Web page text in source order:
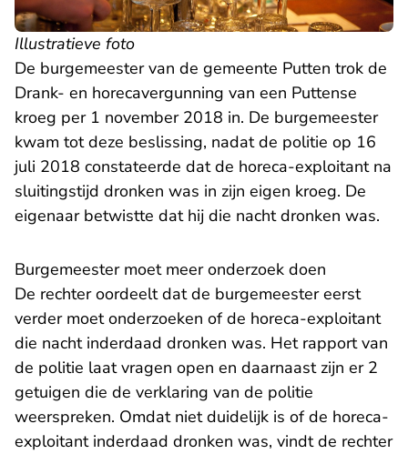
Illustratieve foto
De burgemeester van de gemeente Putten trok de
Drank- en horecavergunning van een Puttense
kroeg per 1 november 2018 in. De burgemeester
kwam tot deze beslissing, nadat de politie op 16
juli 2018 constateerde dat de horeca-exploitant na
sluitingstijd dronken was in zijn eigen kroeg. De
eigenaar betwistte dat hij die nacht dronken was.
Burgemeester moet meer onderzoek doen
De rechter oordeelt dat de burgemeester eerst
verder moet onderzoeken of de horeca-exploitant
die nacht inderdaad dronken was. Het rapport van
de politie laat vragen open en daarnaast zijn er 2
getuigen die de verklaring van de politie
weerspreken. Omdat niet duidelijk is of de horeca-
exploitant inderdaad dronken was, vindt de rechter